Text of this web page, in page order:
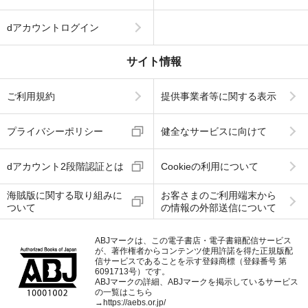
dアカウントログイン
サイト情報
ご利用規約 提供事業者等に関する表示
プライバシーポリシー 健全なサービスに向けて
dアカウント2段階認証とは Cookieの利用について
海賊版に関する取り組みに
ついて
お客さまのご利用端末から
の情報の外部送信について
ABJマークは、この電子書店・電子書籍配信サービス
が、著作権者からコンテンツ使用許諾を得た正規版配
信サービスであることを示す登録商標（登録番号 第
6091713号）です。
ABJマークの詳細、ABJマークを掲示しているサービス
の一覧はこちら
→ https://aebs.or.jp/